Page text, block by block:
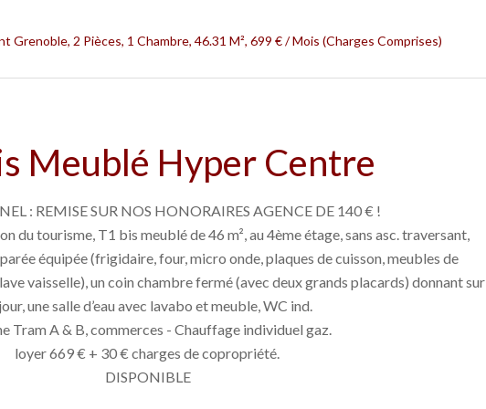
Grenoble, 2 Pièces, 1 Chambre, 46.31 M², 699 € / Mois (Charges Comprises)
Meublé Hyper Centre
: REMISE SUR NOS HONORAIRES AGENCE DE 140 € !
du tourisme, T1 bis meublé de 46 m², au 4ème étage, sans asc. traversant,
équipée (frigidaire, four, micro onde, plaques de cuisson, meubles de
vaisselle), un coin chambre fermé (avec deux grands placards) donnant sur
une salle d’eau avec lavabo et meuble, WC ind.
Tram A & B, commerces - Chauffage individuel gaz.
loyer 669 € + 30 € charges de copropriété.
DISPONIBLE